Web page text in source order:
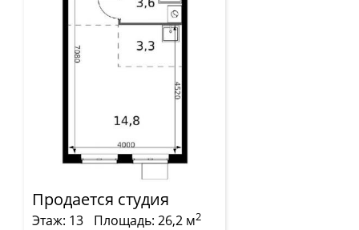
Продается студия
Этаж: 13 Площадь: 26,2 м2